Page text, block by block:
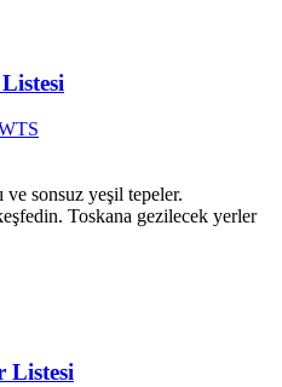
ve sonsuz yeşil tepeler.
Toskana gezilecek yerler
Listesi